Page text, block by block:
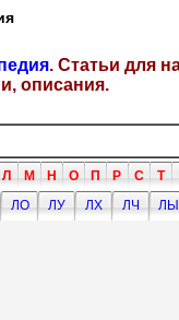
. Статьи для
описания.
Л М Н О П Р С Т
ЛО ЛУ ЛХ ЛЧ
ЛЫ